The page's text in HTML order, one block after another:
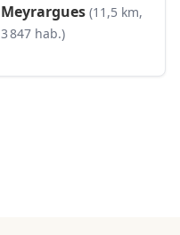
Meyrargues (11,5 km,
3 847 hab.)